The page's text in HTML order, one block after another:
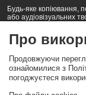
Будь-яке копіювання,
або аудіовізуальних
Політика
КОНТАКТИ НАША
Партнери:
Про
Продовжуючи
ознайомилися з
погоджуєтеся